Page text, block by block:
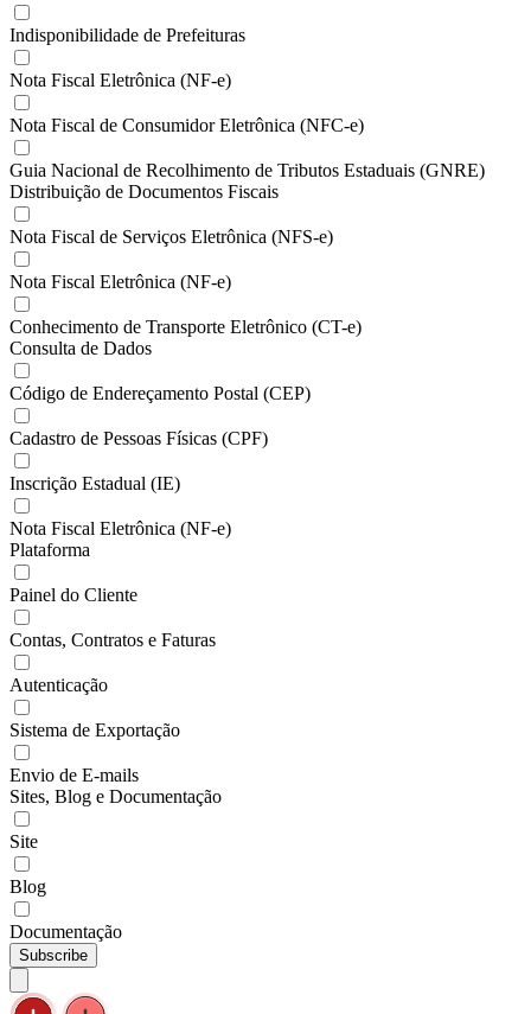
Indisponibilidade de Prefeituras
Nota Fiscal Eletrônica (NF-e)
Nota Fiscal de Consumidor Eletrônica (NFC-e)
Guia Nacional de Recolhimento de Tributos Estaduais (GNRE)
Distribuição de Documentos Fiscais
Nota Fiscal de Serviços Eletrônica (NFS-e)
Nota Fiscal Eletrônica (NF-e)
Conhecimento de Transporte Eletrônico (CT-e)
Consulta de Dados
Código de Endereçamento Postal (CEP)
Cadastro de Pessoas Físicas (CPF)
Inscrição Estadual (IE)
Nota Fiscal Eletrônica (NF-e)
Plataforma
Painel do Cliente
Contas, Contratos e Faturas
Autenticação
Sistema de Exportação
Envio de E-mails
Sites, Blog e Documentação
Site
Blog
Documentação
Subscribe